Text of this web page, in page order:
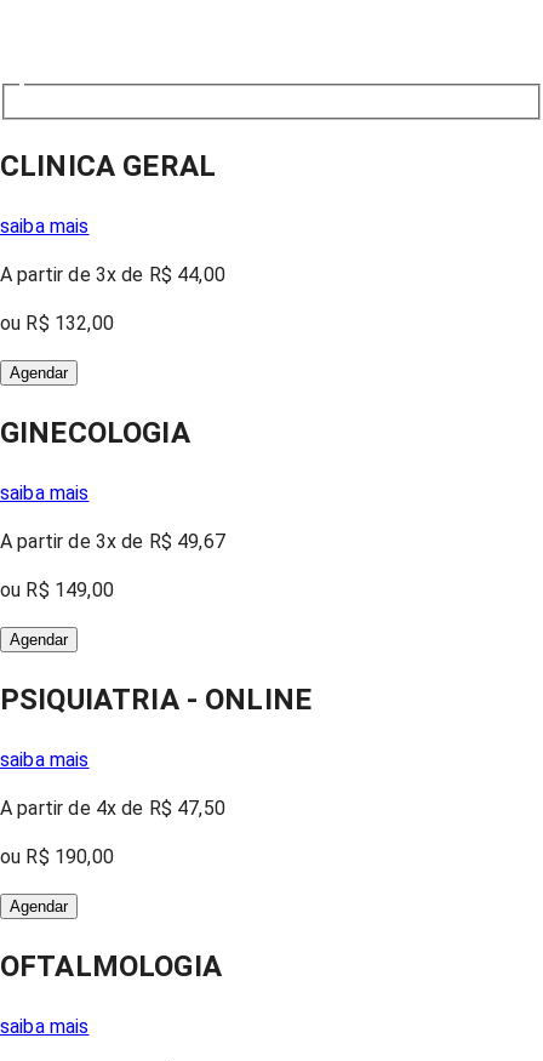
CLINICA GERAL
saiba mais
A partir de 3x de R$ 44,00
ou R$ 132,00
Agendar
GINECOLOGIA
saiba mais
A partir de 3x de R$ 49,67
ou R$ 149,00
Agendar
PSIQUIATRIA - ONLINE
saiba mais
A partir de 4x de R$ 47,50
ou R$ 190,00
Agendar
OFTALMOLOGIA
saiba mais